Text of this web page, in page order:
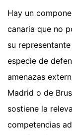
Hay un
canaria que no
su
especie de
amenazas
Madrid o de
sostiene la
competencias